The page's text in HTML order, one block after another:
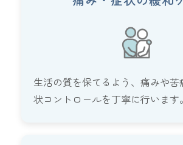
生活の質を保てるよう、痛みや苦
状コントロールを丁寧に行います。